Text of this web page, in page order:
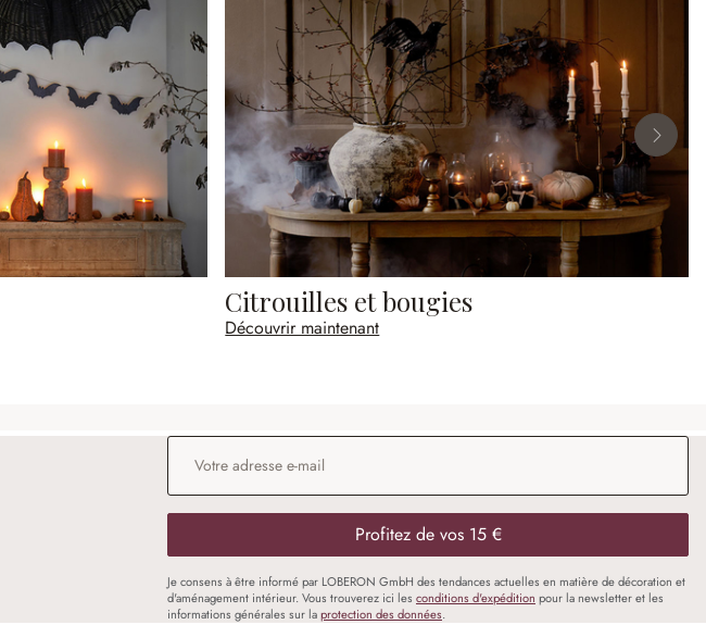
Citrouilles et bougies
Découvrir maintenant
Adresse e-mail
Profitez de vos 15 €
Je consens à être informé par LOBERON GmbH des tendances actuelles en matière de décoration et
d'aménagement intérieur. Vous trouverez ici les conditions d'expédition pour la newsletter et les
informations générales sur laprotection des données.